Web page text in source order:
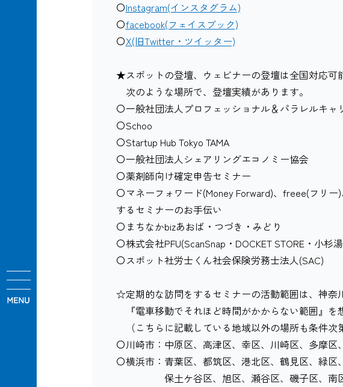
〇Instagram(インスタグラム)
〇facebook(フェイスブック)
〇X(旧Twitter・ツイッター)
★スポットの登壇、ウェビナーの登壇は全国対応可
次のような場所で、登壇実績があります。
〇一般社団法人プロフェッショナル＆パラレルキ
〇Schoo
〇Startup Hub Tokyo TAMA
〇一般社団法人シェアリングエコノミー協会
〇薬剤師向け確定申告セミナー
〇マネーフォワード(Money Forward)、freee(フリ
するセミナーのお手伝い
〇まちなかbizあおば・つづき・みどり
〇株式会社PFU(ScanSnap・DOCKET STORE・小杉湯
〇スポット社労士くん社会保険労務士法人
☆定期的な訪問をするセミナーの活動範囲は、神奈
『電車移動でそれほど時間がかからない範囲』を
（こちらに記載している地域以外の場所も条件次
〇川崎市：中原区、高津区、幸区、川崎区、多摩区
〇横浜市：青葉区、都筑区、港北区、鶴見区、緑区
保土ケ谷区、旭区、瀬谷区、磯子区、南区